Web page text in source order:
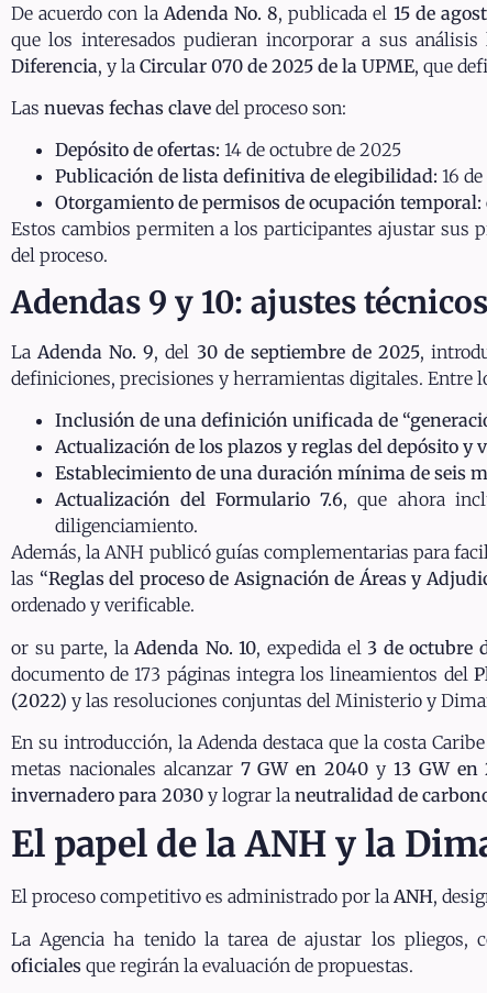
De acuerdo con la Adenda No. 8, publicada el 15 de
que los interesados pudieran incorporar a sus análisis
Diferencia, y la Circular 070 de 2025 de la UPME, que
Las nuevas fechas clave del proceso son:
Depósito de ofertas: 14 de octubre de 2025
Publicación de lista definitiva de elegibilidad: 16
Otorgamiento de permisos de ocupación temporal:
Estos cambios permiten a los participantes ajustar sus
del proceso.
Adendas 9 y 10: ajustes
La Adenda No. 9, del 30 de septiembre de 2025,
definiciones, precisiones y herramientas digitales. Entre
Inclusión de una definición unificada de
Actualización de los plazos y reglas del depósito y
Establecimiento de una duración mínima de seis
Actualización del Formulario 7.6, que ahora
diligenciamiento.
Además, la ANH publicó guías complementarias para
las “Reglas del proceso de Asignación de Áreas y
ordenado y verificable.
or su parte, la Adenda No. 10, expedida el3 de octubre
documento de 173 páginas integra los lineamientos del
(2022) y las resoluciones conjuntas del Ministerio y
En su introducción, la Adenda destaca que la costa
metas nacionales alcanzar 7 GW en 2040 y 13 GW en
invernadero para 2030 y lograr la neutralidad de
El papel de la ANH y la
El proceso competitivo es administrado por la ANH,
La Agencia ha tenido la tarea de ajustar los
oficiales que regirán la evaluación de propuestas.